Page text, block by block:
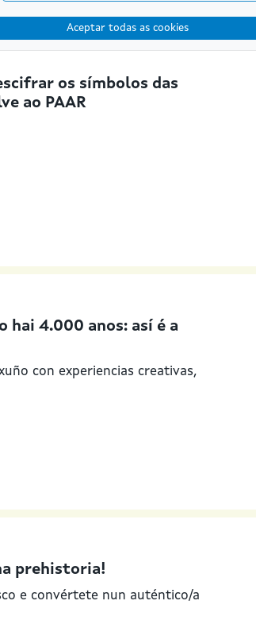
Aceptar todas as cookies
os símbolos das
ao PAAR
hai 4.000 anos: así é a
con experiencias creativas,
prehistoria!
e convértete nun auténtico/a